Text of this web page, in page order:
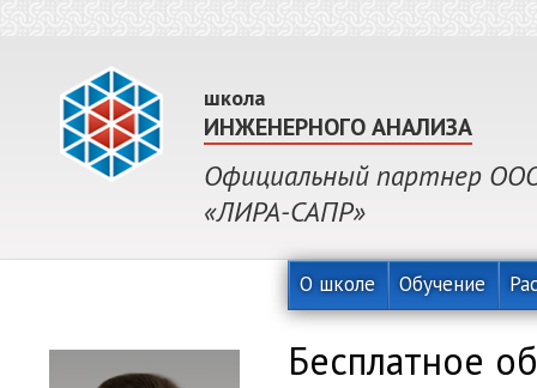
школа
ИНЖЕНЕРНОГО АНАЛИЗА
Официальный партнер
«ЛИРА-САПР»
О школе Обучение
Бесплатное